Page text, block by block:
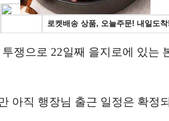
쟁으로 22일째 을지로에 있는
아직 행장님 출근 일정은 확정